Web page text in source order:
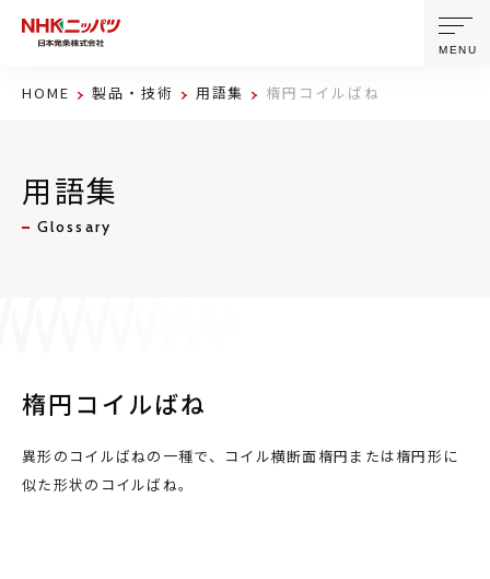
製品・技術
サステナビリティ
株主・投資家情報
MENU
HOME 製品・技術 用語集 楕円コイルばね
用語集
Glossary
楕円コイルばね
異形のコイルばねの一種で、コイル横断面楕円または楕円形に
似た形状のコイルばね。